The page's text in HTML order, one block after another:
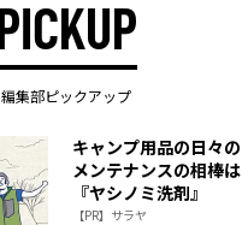
PICKUP
編集部ピックアップ
キャンプ用品の日々の
メンテナンスの相棒は
『ヤシノミ洗剤』
【PR】サラヤ